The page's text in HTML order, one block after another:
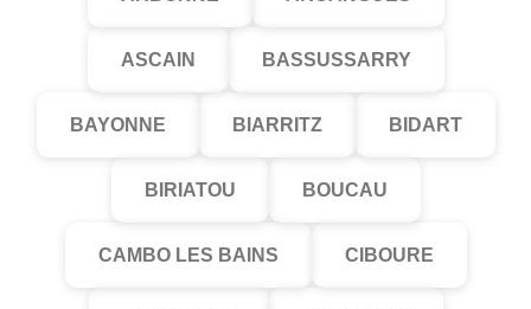
ASCAIN BASSUSSARRY
BAYONNE BIARRITZ BIDART
BIRIATOU BOUCAU
CAMBO LES BAINS CIBOURE